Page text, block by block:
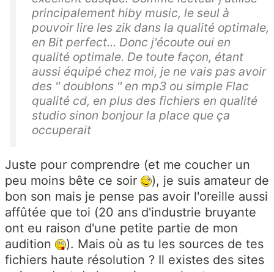
principalement hiby music, le seul à
pouvoir lire les zik dans la qualité optimale,
en Bit perfect... Donc j'écoute oui en
qualité optimale. De toute façon, étant
aussi équipé chez moi, je ne vais pas avoir
des '' doublons '' en mp3 ou simple Flac
qualité cd, en plus des fichiers en qualité
studio sinon bonjour la place que ça
occuperait
Juste pour comprendre (et me coucher un
peu moins bête ce soir
), je suis amateur de
bon son mais je pense pas avoir l'oreille aussi
affûtée que toi (20 ans d'industrie bruyante
ont eu raison d'une petite partie de mon
audition
). Mais où as tu les sources de tes
fichiers haute résolution ? Il existes des sites